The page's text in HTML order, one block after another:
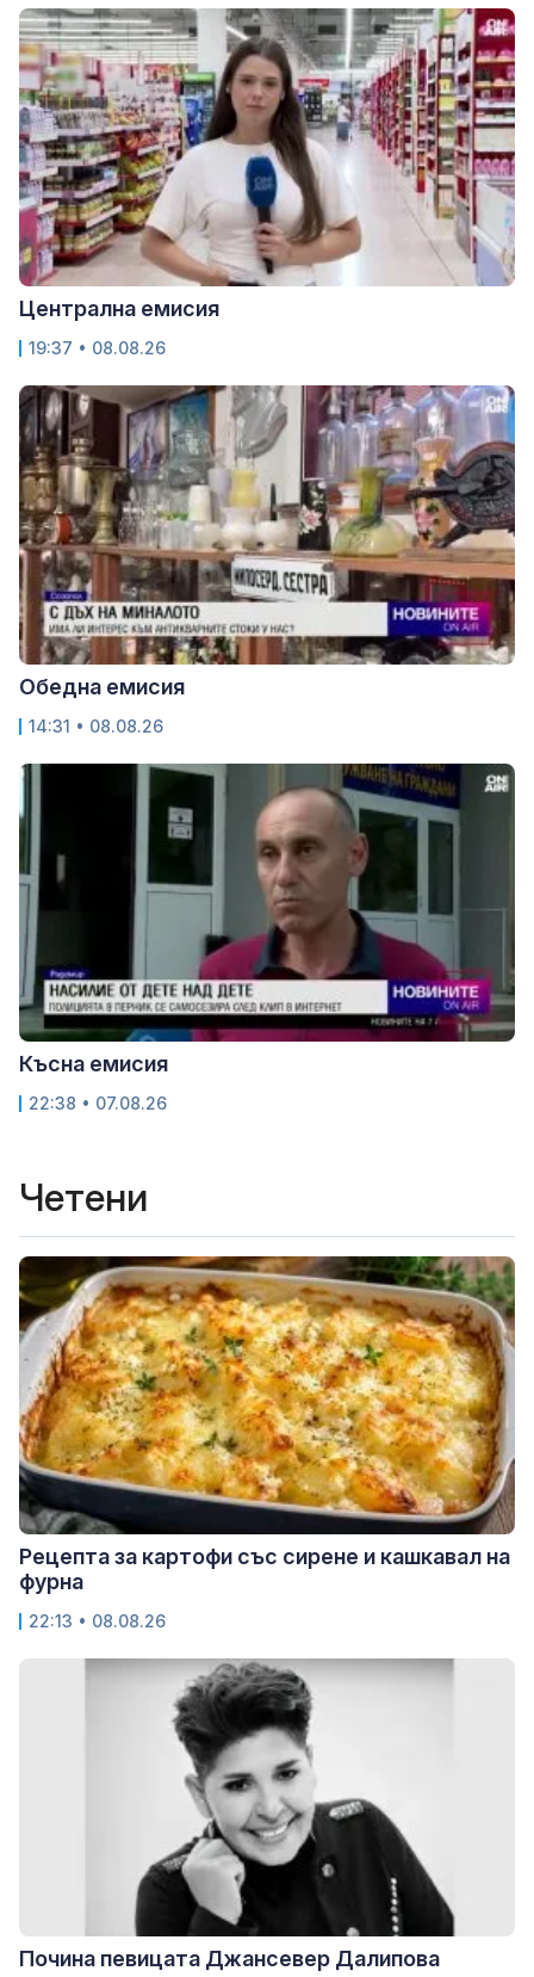
Централна емисия
19:37 • 08.08.26
Обедна емисия
14:31 • 08.08.26
Късна емисия
22:38 • 07.08.26
Четени
Рецепта за картофи със сирене и кашкавал на
фурна
22:13 • 08.08.26
Почина певицата Джансевер Далипова